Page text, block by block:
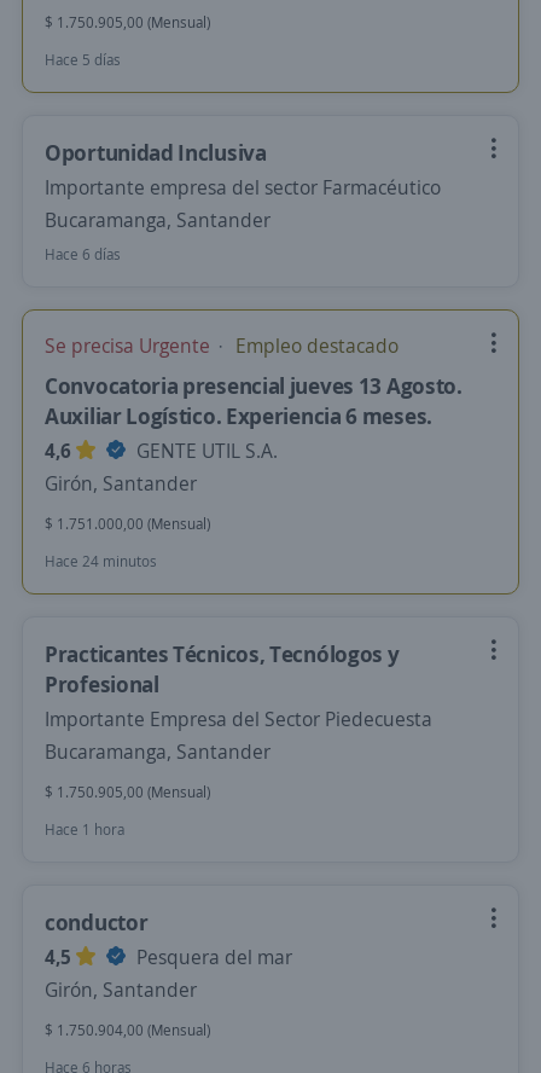
$ 1.750.905,00 (Mensual)
Hace 5 días
Oportunidad Inclusiva
Importante empresa del sector Farmacéutico
Bucaramanga, Santander
Hace 6 días
Se precisa Urgente Empleo destacado
Convocatoria presencial jueves 13 Agosto.
Auxiliar Logístico. Experiencia 6 meses.
4,6
GENTE UTIL S.A.
Girón, Santander
$ 1.751.000,00 (Mensual)
Hace 24 minutos
Practicantes Técnicos, Tecnólogos y
Profesional
Importante Empresa del Sector Piedecuesta
Bucaramanga, Santander
$ 1.750.905,00 (Mensual)
Hace 1 hora
conductor
4,5
Pesquera del mar
Girón, Santander
$ 1.750.904,00 (Mensual)
Hace 6 horas